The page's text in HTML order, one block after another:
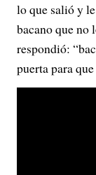
lo que salió y
bacano que no
respondió:
puerta para